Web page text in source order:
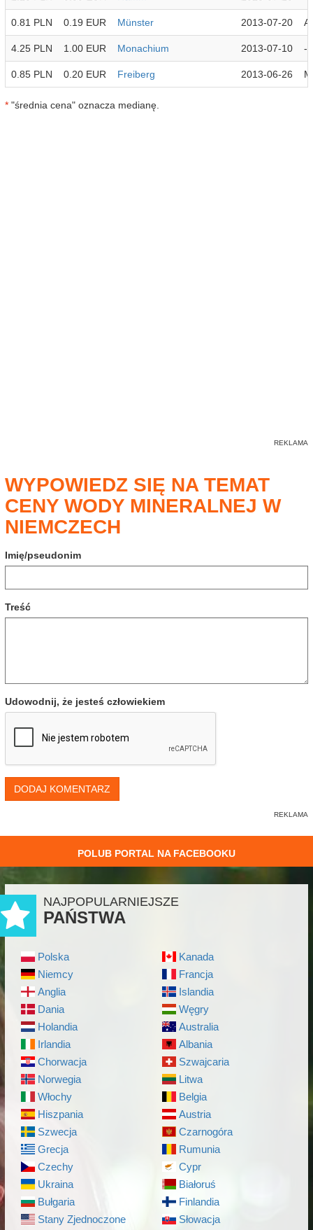
0.81 PLN 0.19 EUR Münster 2013-07-20
4.25 PLN 1.00 EUR Monachium 2013-07-10 -
0.85 PLN 0.20 EUR Freiberg 2013-06-26
* "średnia cena" oznacza medianę.
WYPOWIEDZ SIĘ NA TEMAT
CENY WODY MINERALNEJ W
NIEMCZECH
Imię/pseudonim
Treść
Udowodnij, że jesteś człowiekiem
DODAJ KOMENTARZ
POLUB PORTAL NA FACEBOOKU
NAJPOPULARNIEJSZE
PAŃSTWA
Polska
Niemcy
Anglia
Dania
Holandia
Irlandia
Chorwacja
Norwegia
Włochy
Hiszpania
Szwecja
Grecja
Czechy
Ukraina
Bułgaria
Stany Zjednoczone
Kanada
Francja
Islandia
Węgry
Australia
Albania
Szwajcaria
Litwa
Belgia
Austria
Czarnogóra
Rumunia
Cypr
Białoruś
Finlandia
Słowacja